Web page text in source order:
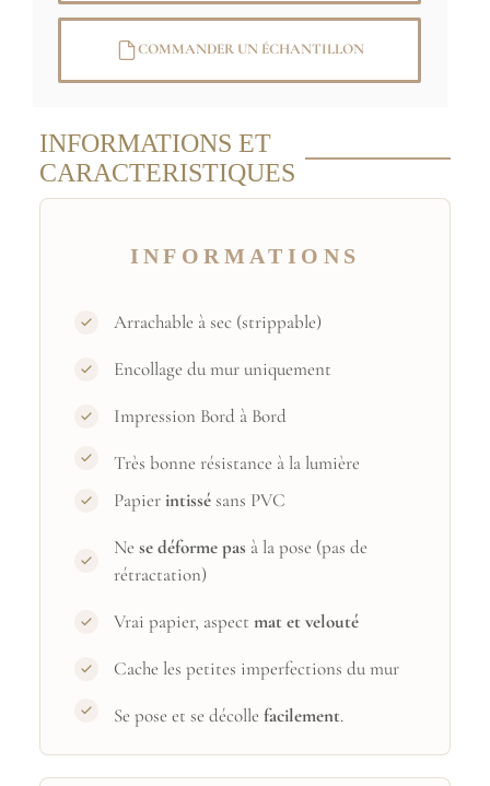
COMMANDER UN ÉCHANTILLON
INFORMATIONS ET
CARACTERISTIQUES
INFORMATIONS
Arrachable à sec (strippable)
Encollage du mur uniquement
Impression Bord à Bord
Très bonne résistance à la lumière
Papierintissésans PVC
Nese déforme pas à la pose (pas de
rétractation)
Vrai papier, aspectmat et velouté
Cache les petites imperfections du mur
Se pose et se décollefacilement.